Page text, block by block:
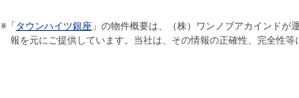
※「 タウンハイツ銀座 」の物件概要は、（株）ワンノブアカインドが
報を元にご提供しています。当社は、その情報の正確性、完全性等